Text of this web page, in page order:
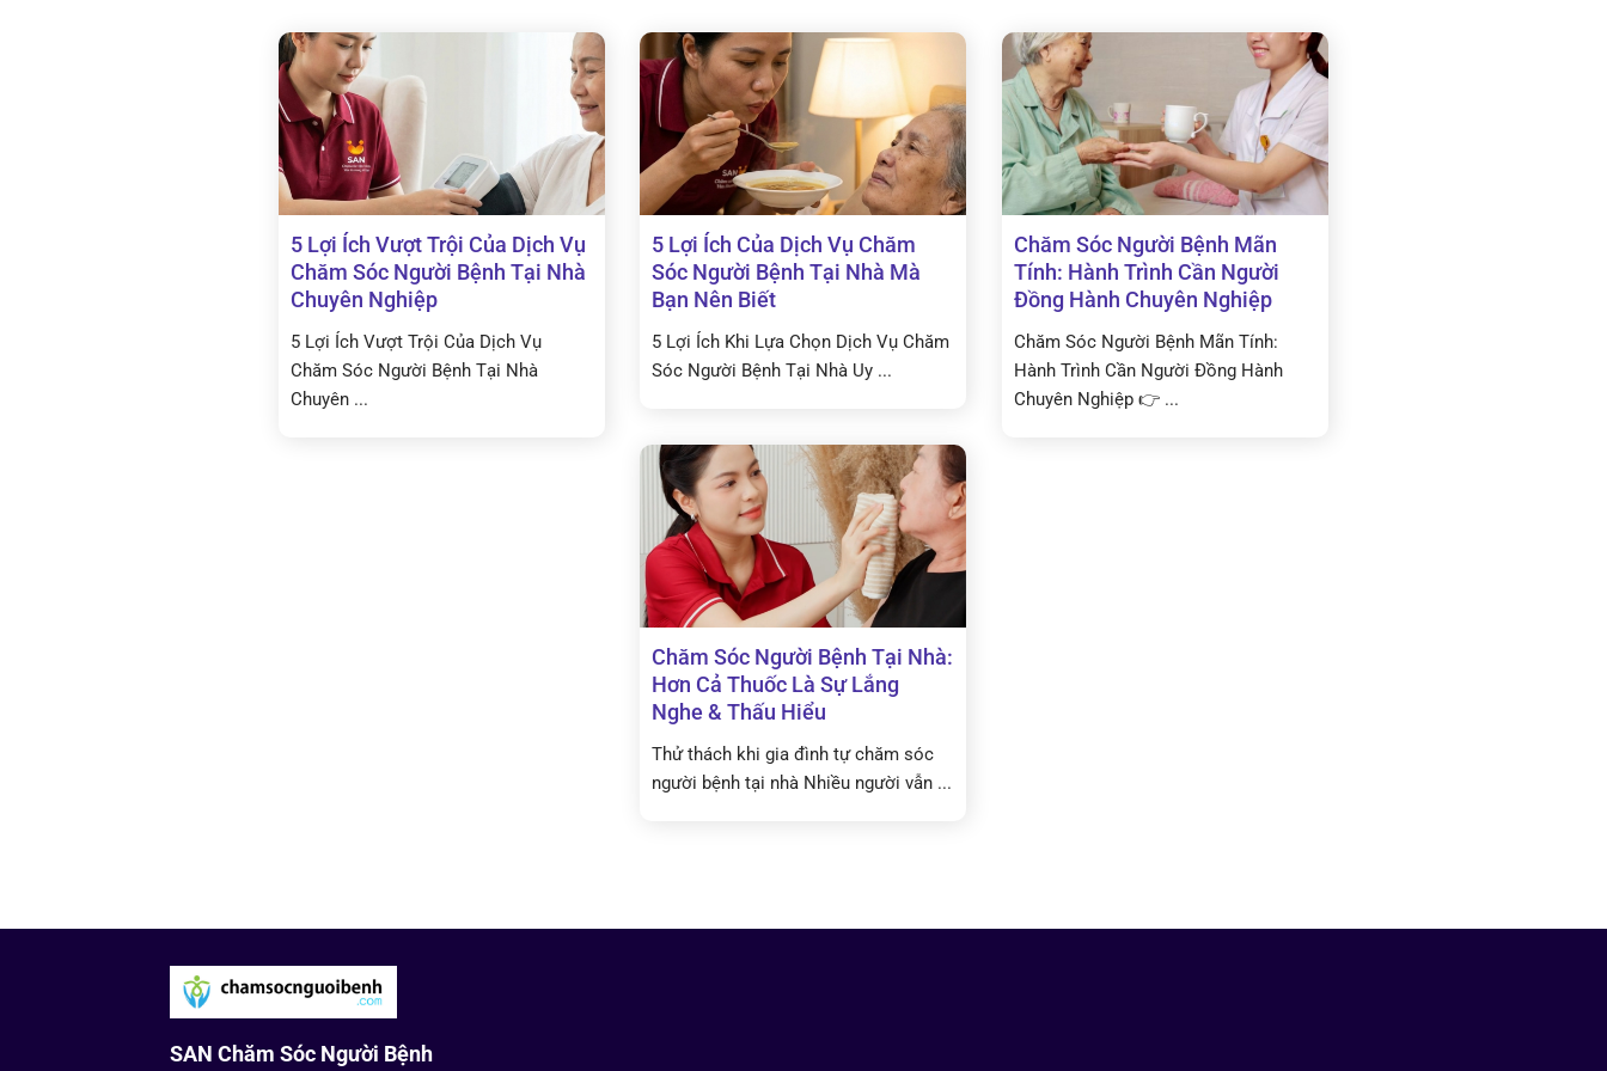
5 Lợi Ích Vượt Trội Của Dịch Vụ
Chăm Sóc Người Bệnh Tại Nhà
Chuyên Nghiệp
5 Lợi Ích Vượt Trội Của Dịch Vụ
Chăm Sóc Người Bệnh Tại Nhà
Chuyên ...
5 Lợi Ích Của Dịch Vụ Chăm
Sóc Người Bệnh Tại Nhà Mà
Bạn Nên Biết
5 Lợi Ích Khi Lựa Chọn Dịch Vụ Chăm
Sóc Người Bệnh Tại Nhà Uy ...
Chăm Sóc Người Bệnh Mãn
Tính: Hành Trình Cần Người
Đồng Hành Chuyên Nghiệp
Chăm Sóc Người Bệnh Mãn Tính:
Hành Trình Cần Người Đồng Hành
Chuyên Nghiệp 👉 ...
Chăm Sóc Người Bệnh Tại Nhà:
Hơn Cả Thuốc Là Sự Lắng
Nghe & Thấu Hiểu
Thử thách khi gia đình tự chăm sóc
người bệnh tại nhà Nhiều người vẫn ...
SAN Chăm Sóc Người Bệnh